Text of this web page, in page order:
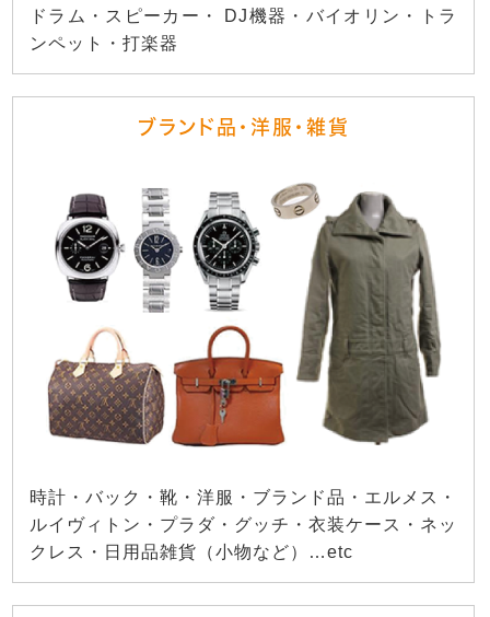
ドラム・スピーカー・ DJ機器・バイオリン・トラ
ンペット・打楽器
ブランド品・洋服・雑貨
時計・バック・靴・洋服・ブランド品・エルメス・
ルイヴィトン・プラダ・グッチ・衣装ケース・ネッ
クレス・日用品雑貨（小物など）…etc